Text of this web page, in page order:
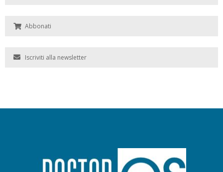
Abbonati
Iscriviti alla newsletter